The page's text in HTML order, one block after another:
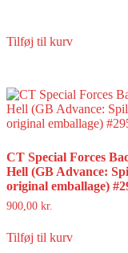
Tilføj til kurv
CT Special Forces
Hell (GB Advance:
original emballage)
900,00 kr.
Tilføj til kurv